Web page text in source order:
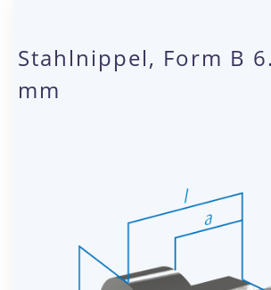
Stahlnippel, Form B
mm